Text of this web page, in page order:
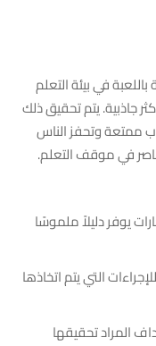
في بيئة التعلم
جاذبية. يتم تحقيق ذلك
ممتعة وتحفز الناس
في موقف التعلم.
يوفر دليلاً ملموسًا
التي يتم اتخاذها
المراد تحقيقها